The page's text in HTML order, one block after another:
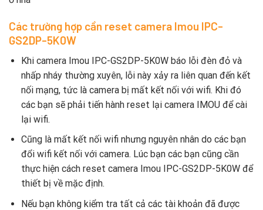
Các trường hợp cần reset camera Imou IPC-
GS2DP-5K0W
Khi camera Imou IPC-GS2DP-5K0W báo lỗi đèn đỏ và
nhấp nháy thường xuyên, lỗi này xảy ra liên quan đến kết
nối mạng, tức là camera bị mất kết nối với wifi. Khi đó
các bạn sẽ phải tiến hành reset lại camera IMOU để cài
lại wifi.
Cũng là mất kết nối wifi nhưng nguyên nhân do các bạn
đổi wifi kết nối với camera. Lúc bạn các bạn cũng cần
thực hiện cách reset camera Imou IPC-GS2DP-5K0W để
thiết bị về mặc định.
Nếu bạn không kiểm tra tất cả các tài khoản đã được